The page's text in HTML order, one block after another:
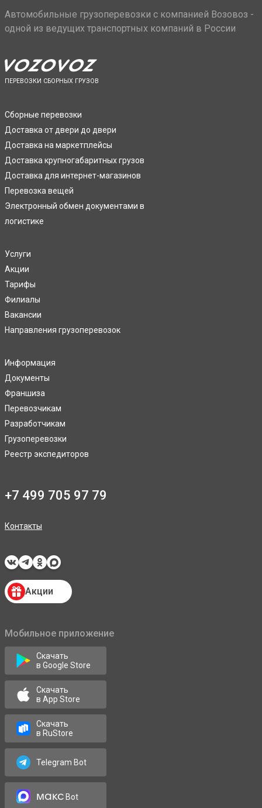
Автомобильные грузоперевозки с компанией Возовоз -
одной из ведущих транспортных компаний в России
ПЕРЕВОЗКИ СБОРНЫХ ГРУЗОВ
Сборные перевозки
Доставка от двери до двери
Доставка на маркетплейсы
Доставка крупногабаритных грузов
Доставка для интернет-магазинов
Перевозка вещей
Электронный обмен документами в
логистике
Услуги
Акции
Тарифы
Филиалы
Вакансии
Направления грузоперевозок
Информация
Документы
Франшиза
Перевозчикам
Разработчикам
Грузоперевозки
Реестр экспедиторов
+7 499 705 97 79
Контакты
Акции
Мобильное приложение
Скачать
в Google Store
Скачать
в App Store
Скачать
в RuStore
Telegram Bot
максBot